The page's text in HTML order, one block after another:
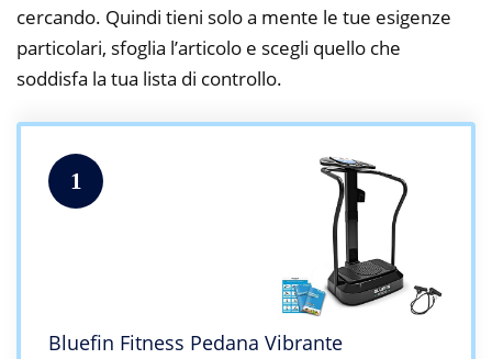
cercando. Quindi tieni solo a mente le tue esigenze
particolari, sfoglia l’articolo e scegli quello che
soddisfa la tua lista di controllo.
1
Bluefin Fitness Pedana Vibrante